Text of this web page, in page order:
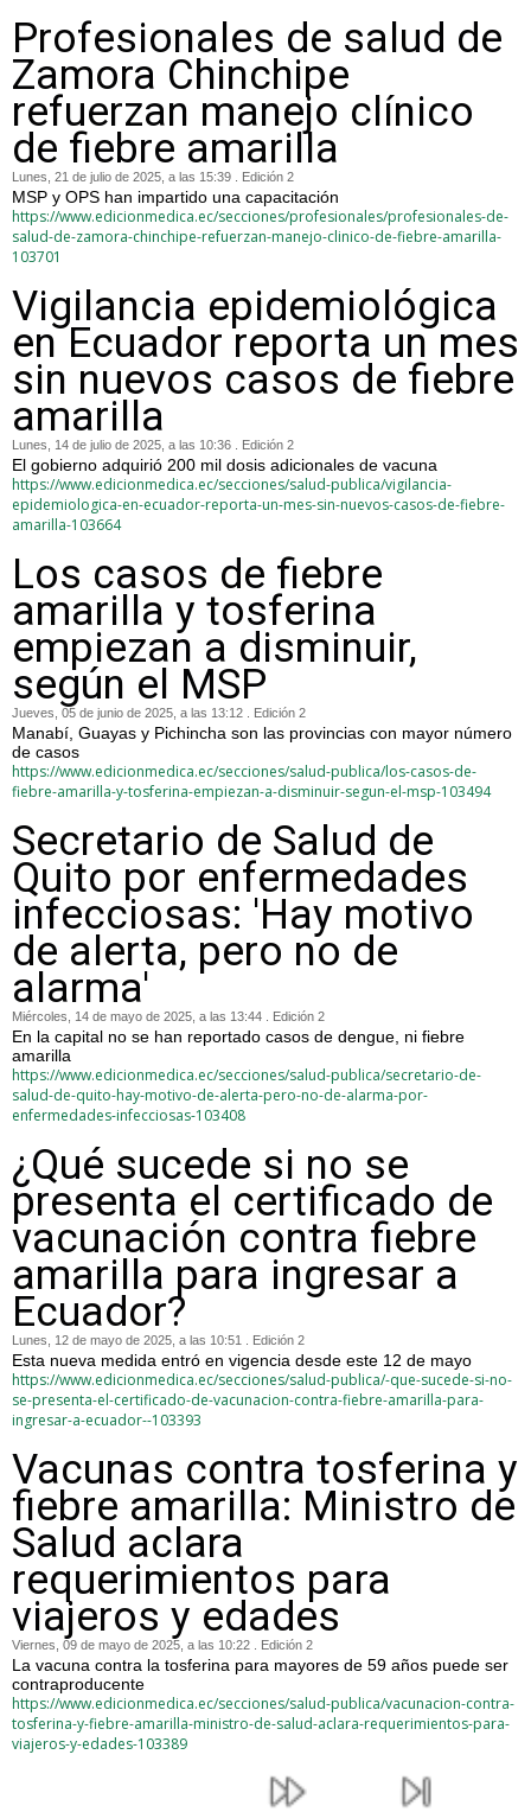
Profesionales de salud de
Zamora Chinchipe
refuerzan manejo clínico
de fiebre amarilla
Lunes, 21 de julio de 2025, a las 15:39 . Edición 2
MSP y OPS han impartido una capacitación
https://www.edicionmedica.ec/secciones/profesionales/profesionales-de-
salud-de-zamora-chinchipe-refuerzan-manejo-clinico-de-fiebre-amarilla-
103701
Vigilancia epidemiológica
en Ecuador reporta un mes
sin nuevos casos de fiebre
amarilla
Lunes, 14 de julio de 2025, a las 10:36 . Edición 2
El gobierno adquirió 200 mil dosis adicionales de vacuna
https://www.edicionmedica.ec/secciones/salud-publica/vigilancia-
epidemiologica-en-ecuador-reporta-un-mes-sin-nuevos-casos-de-fiebre-
amarilla-103664
Los casos de fiebre
amarilla y tosferina
empiezan a disminuir,
según el MSP
Jueves, 05 de junio de 2025, a las 13:12 . Edición 2
Manabí, Guayas y Pichincha son las provincias con mayor número
de casos
https://www.edicionmedica.ec/secciones/salud-publica/los-casos-de-
fiebre-amarilla-y-tosferina-empiezan-a-disminuir-segun-el-msp-103494
Secretario de Salud de
Quito por enfermedades
infecciosas: 'Hay motivo
de alerta, pero no de
alarma'
Miércoles, 14 de mayo de 2025, a las 13:44 . Edición 2
En la capital no se han reportado casos de dengue, ni fiebre
amarilla
https://www.edicionmedica.ec/secciones/salud-publica/secretario-de-
salud-de-quito-hay-motivo-de-alerta-pero-no-de-alarma-por-
enfermedades-infecciosas-103408
¿Qué sucede si no se
presenta el certificado de
vacunación contra fiebre
amarilla para ingresar a
Ecuador?
Lunes, 12 de mayo de 2025, a las 10:51 . Edición 2
Esta nueva medida entró en vigencia desde este 12 de mayo
https://www.edicionmedica.ec/secciones/salud-publica/-que-sucede-si-no-
se-presenta-el-certificado-de-vacunacion-contra-fiebre-amarilla-para-
ingresar-a-ecuador--103393
Vacunas contra tosferina y
fiebre amarilla: Ministro de
Salud aclara
requerimientos para
viajeros y edades
Viernes, 09 de mayo de 2025, a las 10:22 . Edición 2
La vacuna contra la tosferina para mayores de 59 años puede ser
contraproducente
https://www.edicionmedica.ec/secciones/salud-publica/vacunacion-contra-
tosferina-y-fiebre-amarilla-ministro-de-salud-aclara-requerimientos-para-
viajeros-y-edades-103389